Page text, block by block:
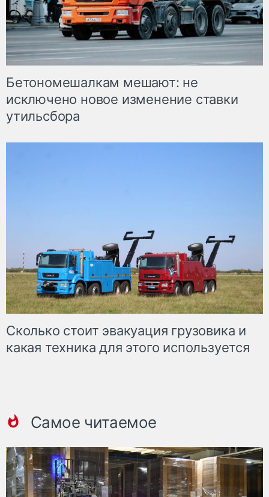
Бетономешалкам мешают: не
исключено новое изменение ставки
утильсбора
Сколько стоит эвакуация грузовика и
какая техника для этого используется
Самое читаемое